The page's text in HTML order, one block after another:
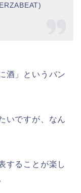
酒」というバン
いですが、なん
することが楽し